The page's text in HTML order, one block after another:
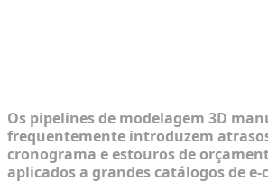
Os pipelines de modelagem 3D
frequentemente introduzem
cronograma e estouros de
aplicados a grandes catálogos de e-